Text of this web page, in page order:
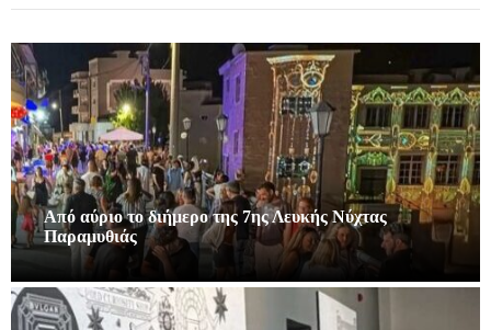
Από αύριο το διήμερο της 7ης Λευκής Νύχτας
Παραμυθιάς